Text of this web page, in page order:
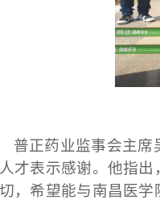
普正药业监事会主
才表示感谢。他指
，希望能与南昌医